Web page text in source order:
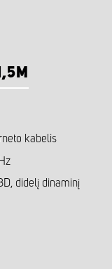
kabelis
didelį dinaminį